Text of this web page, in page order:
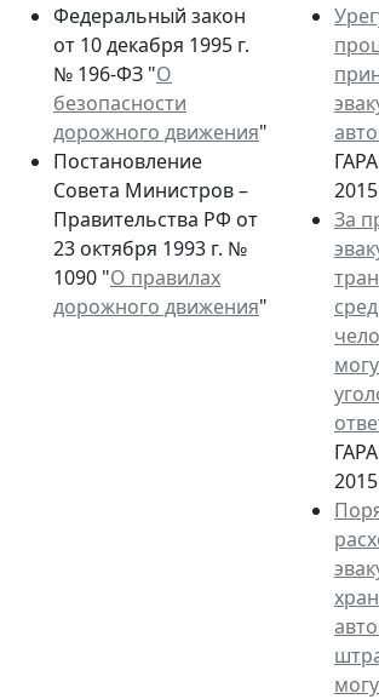
Федеральный закон
от 10 декабря 1995 г.
№ 196-ФЗ "О
безопасности
дорожного движения"
Постановление
Совета Министров –
Правительства РФ от
23 октября 1993 г. №
1090 "О правилах
дорожного движения"
2015
За
2015